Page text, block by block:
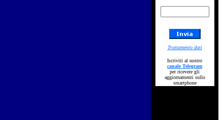
Trattamento dati
Iscriviti al nostro
canale Telegram
per ricevere gli
aggiornamenti sullo
smartphone